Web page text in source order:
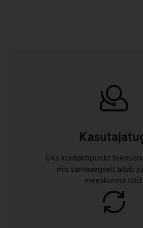
Üks kontaktipunkt
mis samaaegselt aitab
meeskonna töid.